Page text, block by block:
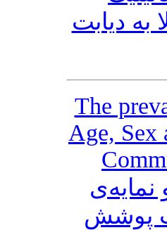
به دیابت
The
Age, Sex
تحت پوشش